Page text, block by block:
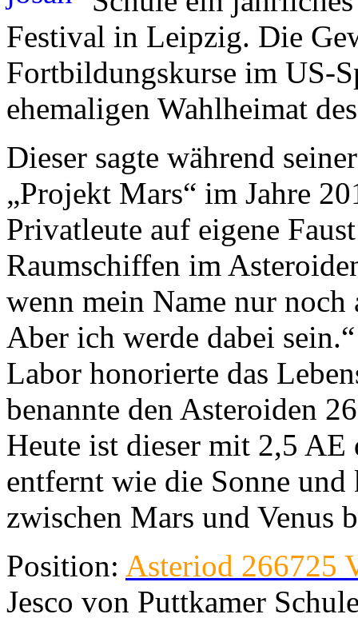
Festival in Leipzig. Die
Fortbildungskurse im US-
ehemaligen Wahlheimat
Dieser sagte während
„Projekt Mars“ im Jahre
Privatleute auf eigene
Raumschiffen im
wenn mein Name nur
Aber ich werde dabei
Labor honorierte das
benannte den Asteroiden
Heute ist dieser mit 2,5
entfernt wie die Sonne
zwischen Mars und Venus
Position: Asteriod 266725
Jesco von Puttkamer